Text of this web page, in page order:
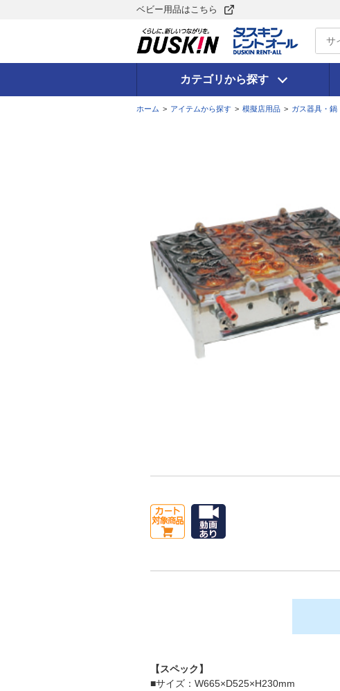
ベビー用品はこちら
カテゴリから探す
ホーム > アイテムから探す > 模擬店用品 > ガス器具・鍋
【スペック】
■サイズ：W665×D525×H230mm